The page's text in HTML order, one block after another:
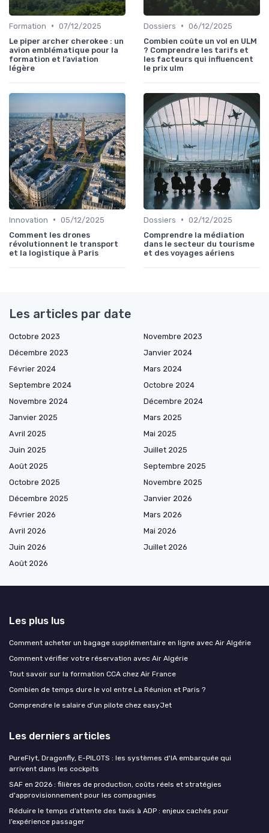
Formation • 07/12/2025
Le piper archer cherokee : un
avion emblématique pour la
formation et l’aviation
légère
Dossiers • 06/12/2025
Combien coûte un vol en ULM
? Comprendre les tarifs et
les facteurs qui influencent
le prix ulm
Innovation • 05/12/2025
Comment les drones
révolutionnent le transport
et la logistique à Paris
Dossiers • 02/12/2025
Comprendre la médiation
dans le secteur du tourisme
et des voyages aériens
Les articles par date
Octobre 2023
Novembre 2023
Décembre 2023
Janvier 2024
Février 2024
Mars 2024
Septembre 2024
Octobre 2024
Novembre 2024
Décembre 2024
Janvier 2025
Mars 2025
Avril 2025
Mai 2025
Juin 2025
Juillet 2025
Août 2025
Septembre 2025
Octobre 2025
Novembre 2025
Décembre 2025
Janvier 2026
Février 2026
Mars 2026
Avril 2026
Mai 2026
Juin 2026
Juillet 2026
Août 2026
Les plus lus
Comment acheter un bagage supplémentaire en ligne avec Air Algérie
Comment vérifier votre réservation avec Air Algérie
Tout savoir sur la formation CCA chez Air France
Combien de temps dure le vol entre La Réunion et Paris ?
Comprendre le salaire d'un pilote chez easyJet
Les derniers articles
PureFlyt, Dragonfly, E-PILOTS : les systèmes d'IA embarquée qui
arrivent dans les cockpits
SAF en 2026 : filières de production, coûts réels et stratégies
d'approvisionnement pour les compagnies
Réduire le temps d’attente des taxis à ADP : enjeux cachés pour
l’expérience passager